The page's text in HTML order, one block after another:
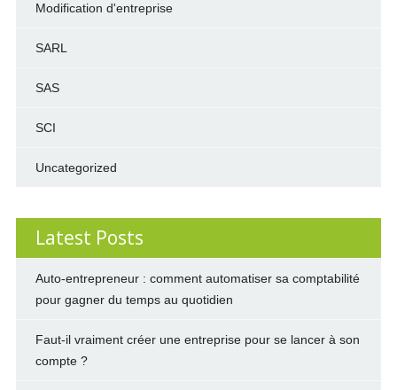
Modification d'entreprise
SARL
SAS
SCI
Uncategorized
Latest Posts
Auto-entrepreneur : comment automatiser sa comptabilité
pour gagner du temps au quotidien
Faut-il vraiment créer une entreprise pour se lancer à son
compte ?